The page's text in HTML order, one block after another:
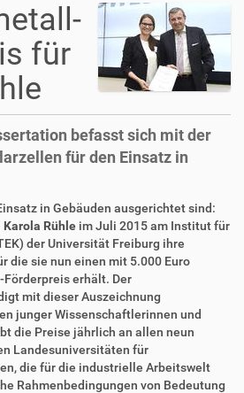
für
befasst sich mit der
für den Einsatz in
in Gebäuden ausgerichtet sind:
Karola Rühle im Juli 2015 am Institut für
der Universität Freiburg ihre
die sie nun einen mit 5.000 Euro
erhält. Der
mit dieser Auszeichnung
junger Wissenschaftlerinnen und
die Preise jährlich an allen neun
Landesuniversitäten für
die für die industrielle Arbeitswelt
Rahmenbedingungen von Bedeutung